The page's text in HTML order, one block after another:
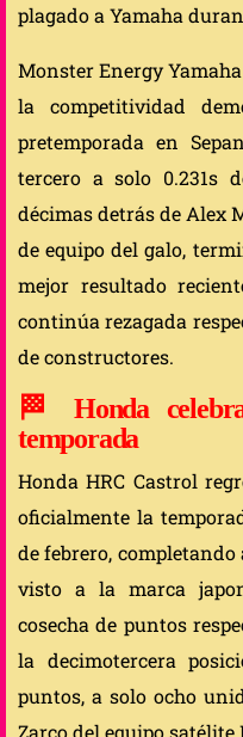
plagado a Yamaha
Monster Energy
la competitividad
pretemporada en
tercero a solo 0.231s
décimas detrás de Alex
de equipo del galo,
mejor resultado
continúa rezagada
de constructores.
🏁
Honda
temporada
Honda HRC Castrol
oficialmente la
de febrero,
visto a la marca
cosecha de puntos
la decimotercera
puntos, a solo ocho
Zarco del equipo satélite